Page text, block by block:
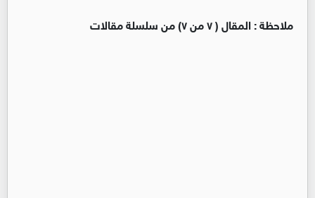
ملاحظة : المقال ( ٧ من ٧) من سلسلة مقالات